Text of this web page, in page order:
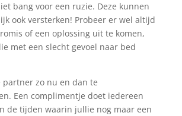
bang voor een ruzie. Deze kunnen
ook versterken! Probeer er wel altijd
of een oplossing uit te komen,
met een slecht gevoel naar bed
partner zo nu en dan te
Een complimentje doet iedereen
de tijden waarin jullie nog maar een